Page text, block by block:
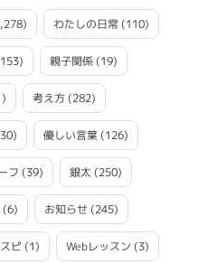
わたしの日常(110)
親子関係(19)
考え方(282)
優しい言葉(126)
フ (39) 銀太 (250)
(6) お知らせ (245)
ピ(1) Webレッスン (3)